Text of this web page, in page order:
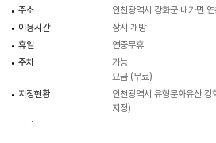
주소
인천광역시 강화군 내가면
이용시간
상시 개방
휴일
연중무휴
주차
가능
요금 (무료)
지정현황
인천광역시 유형문화유산
지정)
입장료
무료